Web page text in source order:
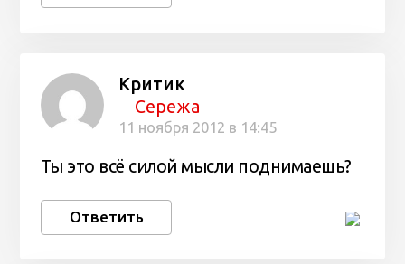
Критик
Сережа
11 ноября 2012 в 14:45
Ты это всё силой мысли поднимаешь?
Ответить